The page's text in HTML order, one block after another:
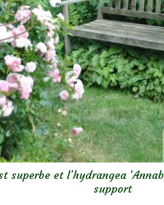
superbe et l’hydrangea
support